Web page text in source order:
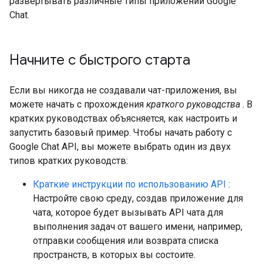
Chat.
Начните с быстрого старта
Если вы никогда не создавали чат-приложения, вы
можете начать с прохождения краткого руководства . В
кратких руководствах объясняется, как настроить и
запустить базовый пример. Чтобы начать работу с
Google Chat API, вы можете выбрать один из двух
типов кратких руководств:
Краткие инструкции по использованию API :
Настройте свою среду, создав приложение для
чата, которое будет вызывать API чата для
выполнения задач от вашего имени, например,
отправки сообщения или возврата списка
пространств, в которых вы состоите.